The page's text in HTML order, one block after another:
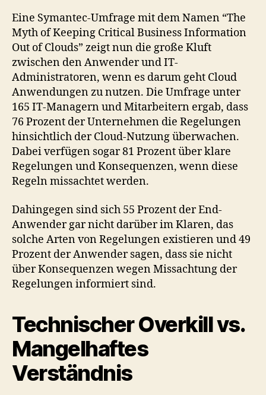
Eine Symantec-Umfrage mit dem Namen “The
Myth of Keeping Critical Business Information
Out of Clouds” zeigt nun die große Kluft
zwischen den Anwender und IT-
Administratoren, wenn es darum geht Cloud
Anwendungen zu nutzen. Die Umfrage unter
165 IT-Managern und Mitarbeitern ergab, dass
76 Prozent der Unternehmen die Regelungen
hinsichtlich der Cloud-Nutzung überwachen.
Dabei verfügen sogar 81 Prozent über klare
Regelungen und Konsequenzen, wenn diese
Regeln missachtet werden.
Dahingegen sind sich 55 Prozent der End-
Anwender gar nicht darüber im Klaren, das
solche Arten von Regelungen existieren und 49
Prozent der Anwender sagen, dass sie nicht
über Konsequenzen wegen Missachtung der
Regelungen informiert sind.
Technischer Overkill vs.
Mangelhaftes
Verständnis